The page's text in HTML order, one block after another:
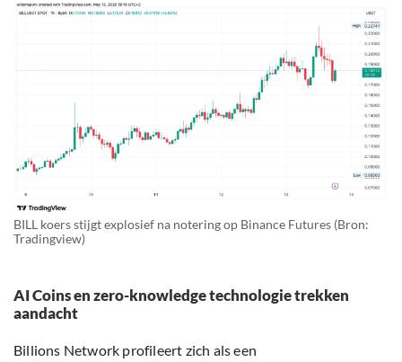
BILL koers stijgt explosief na notering op Binance Futures (Bron:
Tradingview)
AI Coins en zero-knowledge technologie trekken
aandacht
Billions Network profileert zich als een